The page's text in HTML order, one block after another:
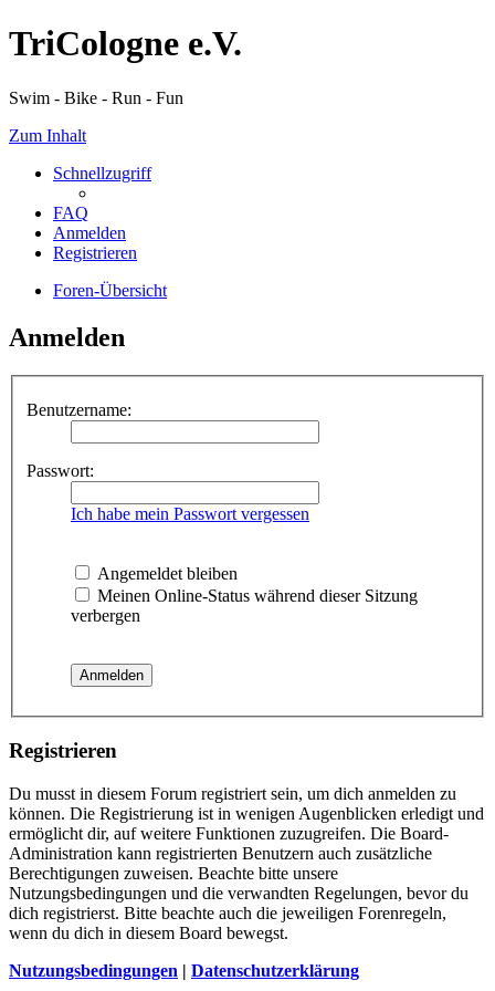
TriCologne e.V.
Swim - Bike - Run - Fun
Zum Inhalt
Schnellzugriff
FAQ
Anmelden
Registrieren
Foren-Übersicht
Anmelden
Benutzername:
Passwort:
Ich habe mein Passwort vergessen
Angemeldet bleiben
Meinen Online-Status während dieser Sitzung
verbergen
Registrieren
Du musst in diesem Forum registriert sein, um dich anmelden zu
können. Die Registrierung ist in wenigen Augenblicken erledigt und
ermöglicht dir, auf weitere Funktionen zuzugreifen. Die Board-
Administration kann registrierten Benutzern auch zusätzliche
Berechtigungen zuweisen. Beachte bitte unsere
Nutzungsbedingungen und die verwandten Regelungen, bevor du
dich registrierst. Bitte beachte auch die jeweiligen Forenregeln,
wenn du dich in diesem Board bewegst.
Nutzungsbedingungen | Datenschutzerklärung